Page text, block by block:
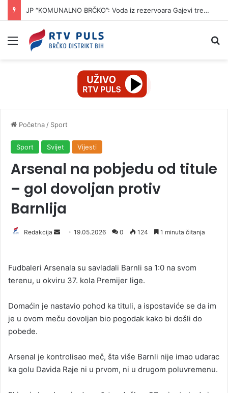
JP “KOMUNALNO BRČKO”: Voda iz rezervoara Gajevi trenutno nije za piće
Izbornik
Početna / Sport
Sport Svijet Vijesti
Arsenal na pobjedu od titule
– gol dovoljan protiv
Barnlija
Redakcija
d
a
e
m
l
19.05.2026 0 124 1 minuta čitanja
Fudbaleri Arsenala su savladali Barnli sa 1:0 na svom
terenu, u okviru 37. kola Premijer lige.
Domaćin je nastavio pohod ka tituli, a ispostaviće se da im
je u ovom meču dovoljan bio pogodak kako bi došli do
pobede.
Arsenal je kontrolisao meč, šta više Barnli nije imao udarac
ka golu Davida Raje ni u prvom, ni u drugom poluvremenu.